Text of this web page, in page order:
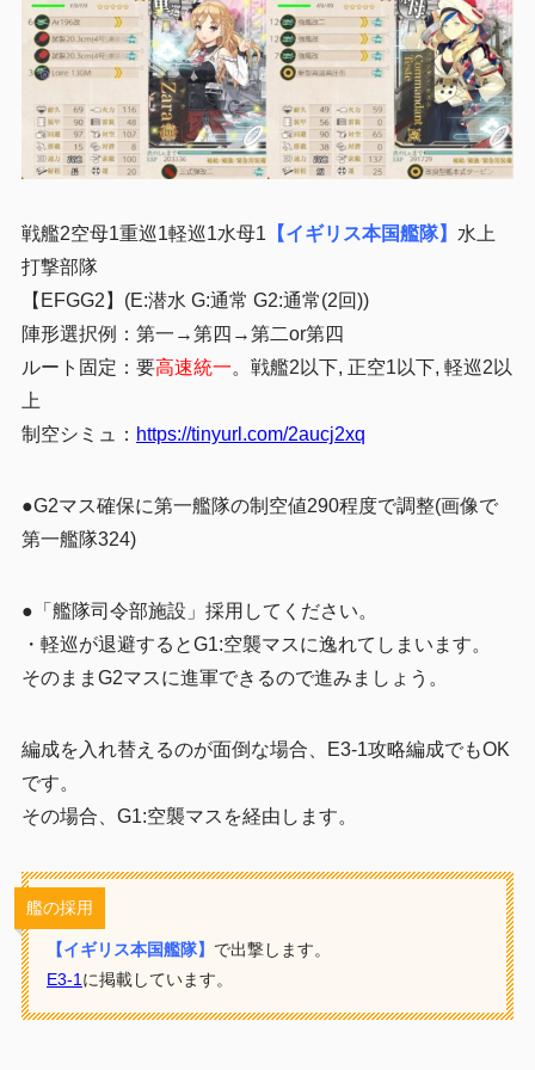
戦艦2空母1重巡1軽巡1水母1 【イギリス本国艦隊】 水上
打撃部隊
【EFGG2】(E:潜水 G:通常 G2:通常(2回))
陣形選択例：第一→第四→第二or第四
ルート固定：要高速統一。戦艦2以下, 正空1以下, 軽巡2以
上
制空シミュ： https://tinyurl.com/2aucj2xq
●G2マス確保に第一艦隊の制空値290程度で調整(画像で
第一艦隊324)
● 「艦隊司令部施設」採用してください。
・軽巡が退避するとG1:空襲マスに逸れてしまいます。
そのままG2マスに進軍できるので進みましょう。
編成を入れ替えるのが面倒な場合、E3-1攻略編成でもOK
です。
その場合、G1:空襲マスを経由します。
艦の採用
【イギリス本国艦隊】 で出撃します。
E3-1 に掲載しています。